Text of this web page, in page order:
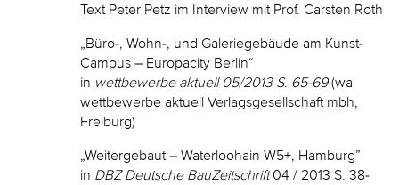
Text Peter Petz im Interview mit Prof. Carsten Roth
„Büro-, Wohn-, und Galeriegebäude am Kunst-
Campus – Europacity Berlin“
in wettbewerbe aktuell 05/2013 S. 65-69(wa
wettbewerbe aktuell Verlagsgesellschaft mbh,
Freiburg)
„Weitergebaut – Waterloohain W5+, Hamburg”
in DBZ Deutsche BauZeitschrift04 / 2013 S. 38-